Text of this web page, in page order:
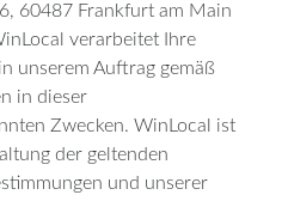
60487 Frankfurt am Main
verarbeitet Ihre
unserem Auftrag gemäß
in dieser
Zwecken. WinLocal ist
der geltenden
und unserer